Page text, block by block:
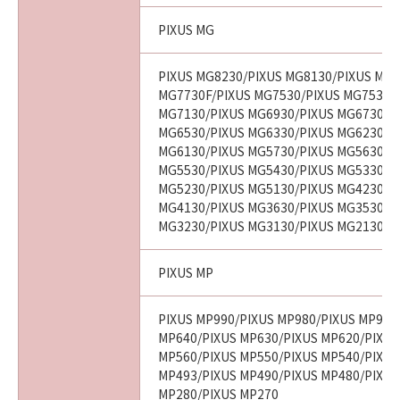
PIXUS MG
PIXUS MG8230/PIXUS MG8130/PIXUS
MG7730F/PIXUS MG7530/PIXUS
MG7130/PIXUS MG6930/PIXUS MG6730/
MG6530/PIXUS MG6330/PIXUS MG6230/
MG6130/PIXUS MG5730/PIXUS MG5630/
MG5530/PIXUS MG5430/PIXUS MG5330/
MG5230/PIXUS MG5130/PIXUS MG4230/
MG4130/PIXUS MG3630/PIXUS MG3530/
MG3230/PIXUS MG3130/PIXUS MG2130
PIXUS MP
PIXUS MP990/PIXUS MP980/PIXUS
MP640/PIXUS MP630/PIXUS MP620/
MP560/PIXUS MP550/PIXUS MP540/
MP493/PIXUS MP490/PIXUS MP480/
MP280/PIXUS MP270